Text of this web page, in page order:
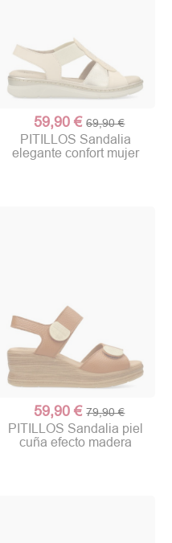
59,90 € 69,90 €
PITILLOS Sandalia
elegante confort mujer
59,90 € 79,90 €
PITILLOS Sandalia piel
cuña efecto madera